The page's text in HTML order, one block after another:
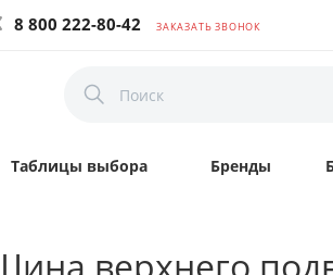
8 800 222-80-42 ЗАКАЗАТЬ ЗВОНОК
Таблицы выбора Бренды
верхнего